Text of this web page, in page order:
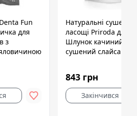
Fun
для
з
Натуральні сушені
ласощі Priroda для
Шлунок качиний
сушений слайсами 1
843 грн
Закінчився